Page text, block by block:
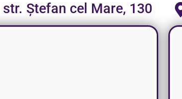
str. Ștefan cel Mare, 130